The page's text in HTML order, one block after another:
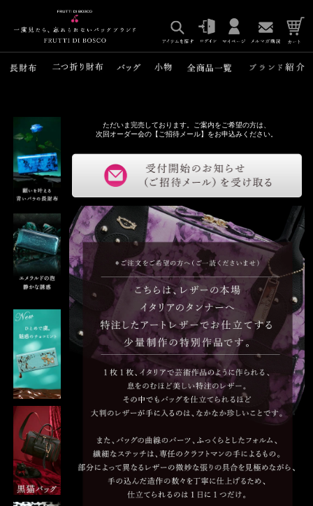
ただいま完売しております。ご案内をご希望の方は、
次回オーダー会の【ご招待メール】をお申込みください。